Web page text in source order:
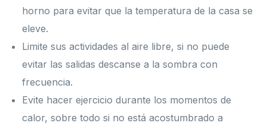
horno para evitar que la temperatura de la casa se
eleve.
Limite sus actividades al aire libre, si no puede
evitar las salidas descanse a la sombra con
frecuencia.
Evite hacer ejercicio durante los momentos de
calor, sobre todo si no está acostumbrado a